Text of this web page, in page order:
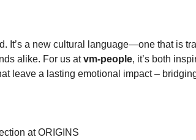
It’s a new cultural language—one that is
alike. For us atvm-people, it’s both
leave a lasting emotional impact –